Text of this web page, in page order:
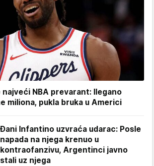
najveći NBA prevarant: Ilegano
miliona, pukla bruka u Americi
Đani Infantino uzvraća udarac: Posle
napada na njega krenuo u
kontraofanzivu, Argentinci javno
stali uz njega